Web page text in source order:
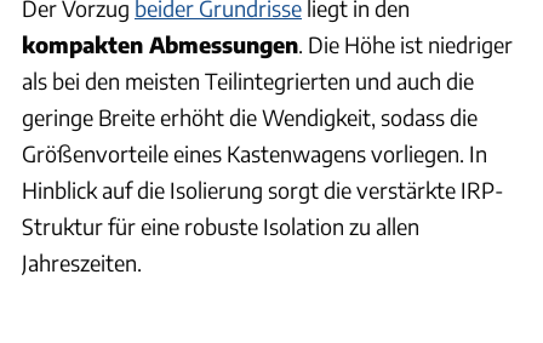
Der Vorzug beider Grundrisse liegt in den
kompakten Abmessungen. Die Höhe ist niedriger
als bei den meisten Teilintegrierten und auch die
geringe Breite erhöht die Wendigkeit, sodass die
Größenvorteile eines Kastenwagens vorliegen. In
Hinblick auf die Isolierung sorgt die verstärkte IRP-
Struktur für eine robuste Isolation zu allen
Jahreszeiten.